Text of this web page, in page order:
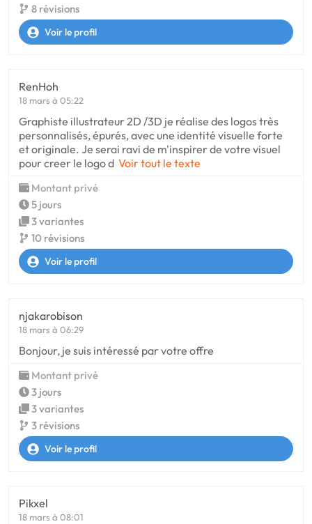
8 révisions
Voir le profil
RenHoh
18 mars à 05:22
Graphiste illustrateur 2D /3D je réalise des logos très
personnalisés, épurés, avec une identité visuelle forte
et originale. Je serai ravi de m'inspirer de votre visuel
pour creer le logo d Voir tout le texte
Montant privé
5 jours
3 variantes
10 révisions
Voir le profil
njakarobison
18 mars à 06:29
Bonjour, je suis intéressé par votre offre
Montant privé
3 jours
3 variantes
3 révisions
Voir le profil
Pikxel
18 mars à 08:01